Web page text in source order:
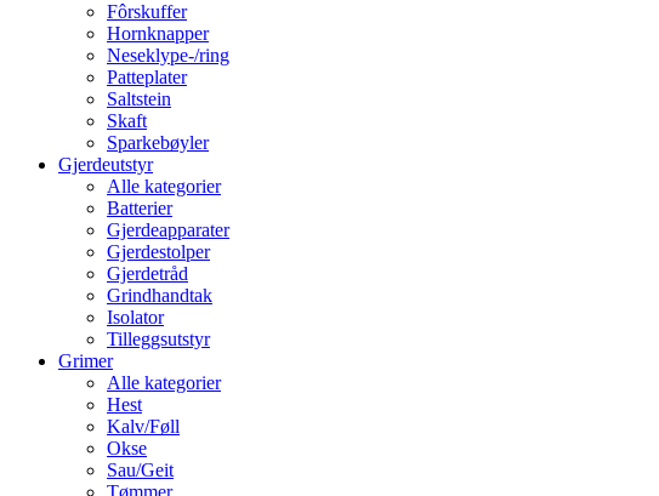
Fôrskuffer
Hornknapper
Neseklype-/ring
Patteplater
Saltstein
Skaft
Sparkebøyler
Gjerdeutstyr
Alle kategorier
Batterier
Gjerdeapparater
Gjerdestolper
Gjerdetråd
Grindhandtak
Isolator
Tilleggsutstyr
Grimer
Alle kategorier
Hest
Kalv/Føll
Okse
Sau/Geit
Tømmer